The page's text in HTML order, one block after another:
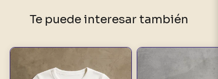
Te puede interesar también